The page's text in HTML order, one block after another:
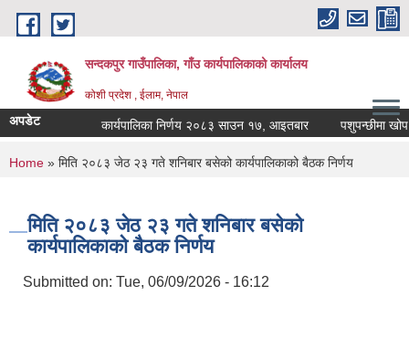
Skip to main content
सन्दकपुर गाउँपालिका, गाँउ कार्यपालिकाको कार्यालय
कोशी प्रदेश , ईलाम, नेपाल
अपडेट कार्यपालिका निर्णय २०८३ साउन १७, आइतबार पशुपन्छीमा खोप
You are here
Home » मिति २०८३ जेठ २३ गते शनिबार बसेको कार्यपालिकाको बैठक निर्णय
मिति २०८३ जेठ २३ गते शनिबार बसेको
कार्यपालिकाको बैठक निर्णय
Submitted on: Tue, 06/09/2026 - 16:12